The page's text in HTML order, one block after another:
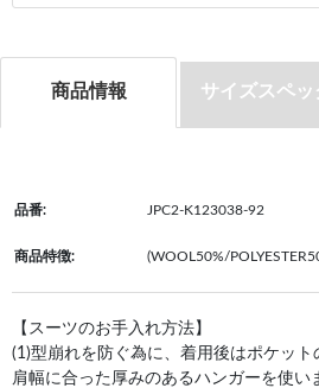
商品情報 サイズスペッ
品番: JPC2-K123038-92
商品特徴: (WOOL50%/
【スーツのお手入れ方法】
(1)型崩れを防ぐ為に、着用後はポケッ
肩幅に合った厚みのあるハンガーを使い